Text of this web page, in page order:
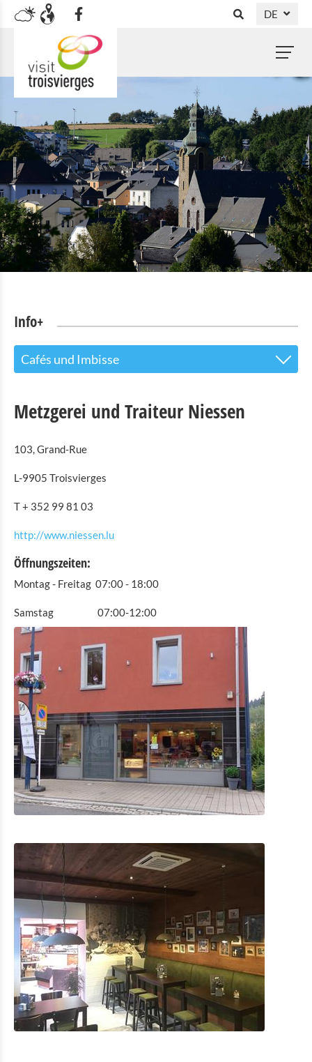
DE
FR
EN
Info+
Cafés und Imbisse
Sehenswürdigkeiten
Naturpark Our
Kultur & Museen
Shopping
Mobilität in Troisvierges
Fahrrad Vermietung
Indoor Aktivitäten
Eat & Sleep
Restaurants
Cafés und Imbisse
Unterkünfte mit Verpflegung
Privatunterkünfte
Weitere
Agenda
News
Metzgerei und Traiteur Niessen
103, Grand-Rue
L-9905 Troisvierges
T + 352 99 81 03
http://www.niessen.lu
Öffnungszeiten:
Montag - Freitag 07:00 - 18:00
Samstag 07:00-12:00